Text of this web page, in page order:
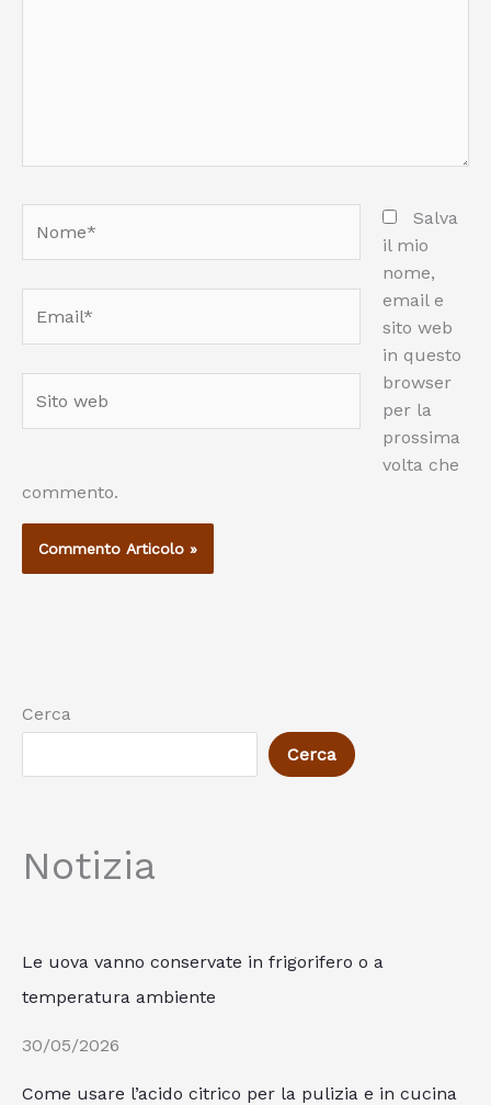
web
Salva
il mio
nome,
email e
sito web
in questo
browser
per la
prossima
volta che
commento.
Cerca
Cerca
Notizia
Le uova vanno conservate in frigorifero o a
temperatura ambiente
30/05/2026
Come usare l’acido citrico per la pulizia e in cucina